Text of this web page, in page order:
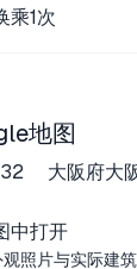
乘1次
地图
大阪府大阪
中打开
照片与实际建筑